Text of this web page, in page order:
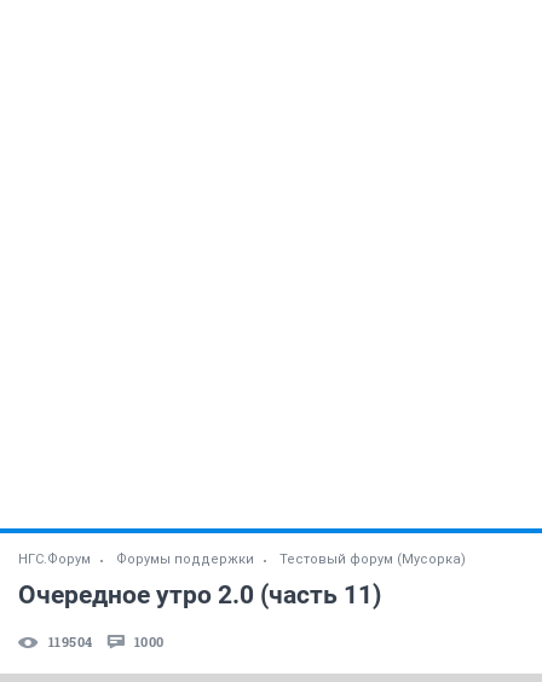
НГС.Форум Форумы поддержки Тестовый форум (Мусорка)
Очередное утро 2.0 (часть 11)
119504 1000